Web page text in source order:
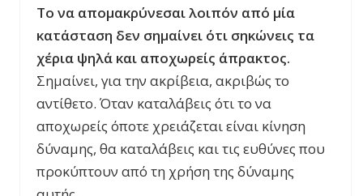
Το να απομακρύνεσαι λοιπόν από μία
κατάσταση δεν σημαίνει ότι σηκώνεις τα
χέρια ψηλά και αποχωρείς άπρακτος.
Σημαίνει, για την ακρίβεια, ακριβώς το
αντίθετο. Όταν καταλάβεις ότι το να
αποχωρείς όποτε χρειάζεται είναι κίνηση
δύναμης, θα καταλάβεις και τις ευθύνες που
προκύπτουν από τη χρήση της δύναμης